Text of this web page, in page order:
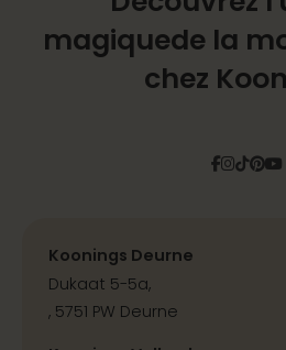
magiquede la
chez
Facebook
Tiktok
Koonings Deurne
Dukaat 5-5a,
, 5751 PW Deurne